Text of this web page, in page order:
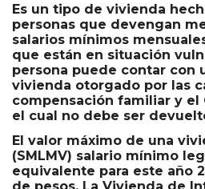
Es un tipo de vivienda
personas que devengan
salarios mínimos
que están en situación
persona puede contar con
vivienda otorgado por las
compensación familiar y el
el cual no debe ser
El valor máximo de una
(SMLMV) salario mínimo
equivalente para este año